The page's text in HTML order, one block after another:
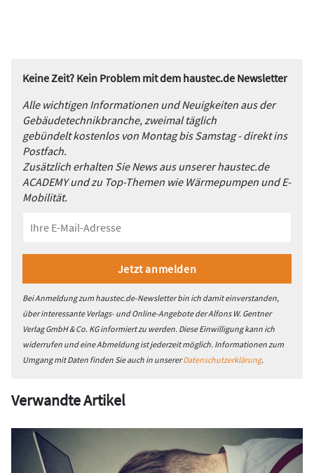
Keine Zeit? Kein Problem mit dem haustec.de Newsletter
Alle wichtigen Informationen und Neuigkeiten aus der
Gebäudetechnikbranche, zweimal täglich
gebündelt kostenlos von Montag bis Samstag - direkt ins
Postfach.
Zusätzlich erhalten Sie News aus unserer haustec.de
ACADEMY und zu Top-Themen wie Wärmepumpen und E-
Mobilität.
Bei Anmeldung zum haustec.de-Newsletter bin ich damit einverstanden,
über interessante Verlags- und Online-Angebote der Alfons W. Gentner
Verlag GmbH & Co. KG informiert zu werden. Diese Einwilligung kann ich
widerrufen und eine Abmeldung ist jederzeit möglich. Informationen zum
Umgang mit Daten finden Sie auch in unsererDatenschutzerklärung.
Verwandte Artikel